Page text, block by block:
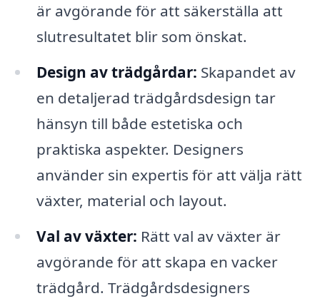
är avgörande för att säkerställa att
slutresultatet blir som önskat.
Design av trädgårdar: Skapandet av
en detaljerad trädgårdsdesign tar
hänsyn till både estetiska och
praktiska aspekter. Designers
använder sin expertis för att välja rätt
växter, material och layout.
Val av växter: Rätt val av växter är
avgörande för att skapa en vacker
trädgård. Trädgårdsdesigners